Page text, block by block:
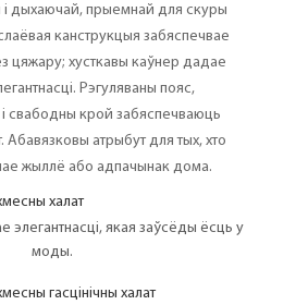
і дыхаючай, прыемнай для скуры
канструкцыя забяспечвае
цяжару; хусткавы каўнер дадае
Рэгуляваны пояс,
свабодны крой забяспечваюць
Абавязковы атрыбут для тых, хто
жыллё або адпачынак дома.
элегантнасці, якая заўсёды ёсць у
моды.